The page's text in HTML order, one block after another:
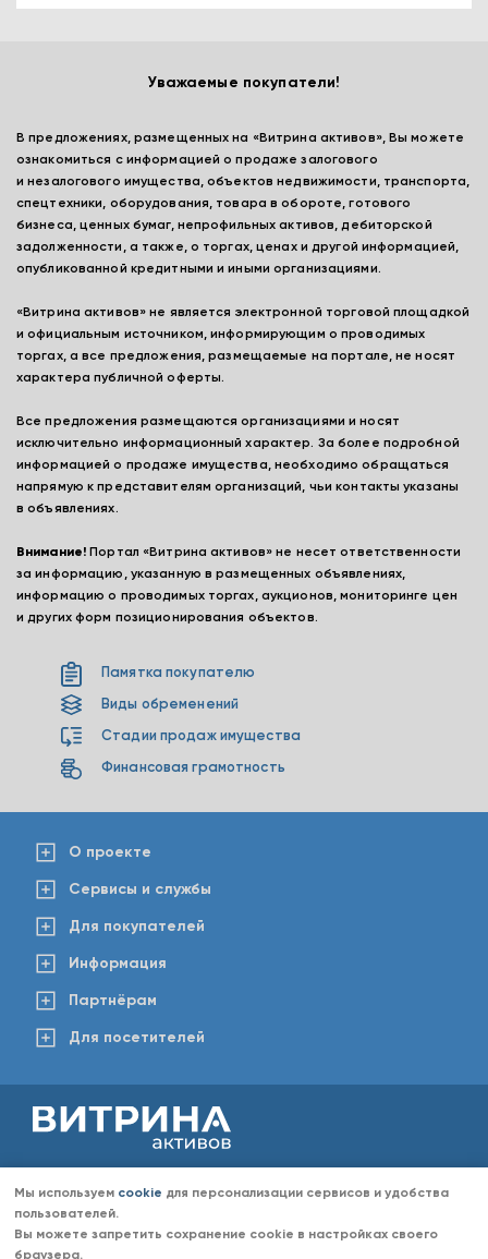
Уважаемые покупатели!
В предложениях, размещенных на «Витрина активов», Вы можете
ознакомиться с информацией о продаже залогового
и незалогового имущества, объектов недвижимости, транспорта,
спецтехники, оборудования, товара в обороте, готового
бизнеса, ценных бумаг, непрофильных активов, дебиторской
задолженности, а также, о торгах, ценах и другой информацией,
опубликованной кредитными и иными организациями.
«Витрина активов» не является электронной торговой площадкой
и официальным источником, информирующим о проводимых
торгах, а все предложения, размещаемые на портале, не носят
характера публичной оферты.
Все предложения размещаются организациями и носят
исключительно информационный характер. За более подробной
информацией о продаже имущества, необходимо обращаться
напрямую к представителям организаций, чьи контакты указаны
в объявлениях.
Внимание! Портал «Витрина активов» не несет ответственности
за информацию, указанную в размещенных объявлениях,
информацию о проводимых торгах, аукционов, мониторинге цен
и других форм позиционирования объектов.
Памятка покупателю
Виды обременений
Стадии продаж имущества
Финансовая грамотность
О проекте
Сервисы и службы
Для покупателей
Информация
Партнёрам
Для посетителей
является публичной офертой, определяемой положениями Статьи 437 Гражданского кодекса РФ.
Любое копирование информации с сайта разрешено только с согласия администрации «Витрина
информации (объявлений) без объяснений причин отказа.
Мы используем cookie для персонализации сервисов и удобства
пользователей.
Вы можете запретить сохранение cookie в настройках своего
браузера.